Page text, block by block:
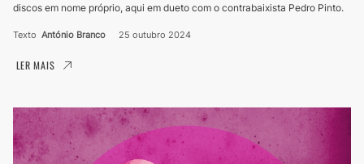
discos em nome próprio, aqui em dueto com o contrabaixista Pedro Pinto.
Texto António Branco 25 outubro 2024
LER MAIS